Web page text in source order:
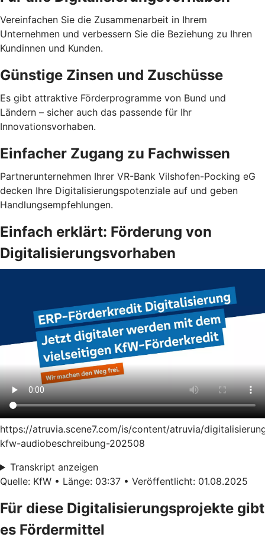
Vereinfachen Sie die Zusammenarbeit in Ihrem
Unternehmen und verbessern Sie die Beziehung zu Ihren
Kundinnen und Kunden.
Günstige Zinsen und Zuschüsse
Es gibt attraktive Förderprogramme von Bund und
Ländern – sicher auch das passende für Ihr
Innovationsvorhaben.
Einfacher Zugang zu Fachwissen
Partnerunternehmen Ihrer VR-Bank Vilshofen-Pocking eG
decken Ihre Digitalisierungspotenziale auf und geben
Handlungsempfehlungen.
Einfach erklärt: Förderung von
Digitalisierungsvorhaben
https://atruvia.scene7.com/is/content/atruvia/
kfw-audiobeschreibung-202508
Transkript anzeigen
Quelle: KfW • Länge: 03:37 • Veröffentlicht: 01.08.2025
Für diese Digitalisierungsprojekte gibt
es Fördermittel